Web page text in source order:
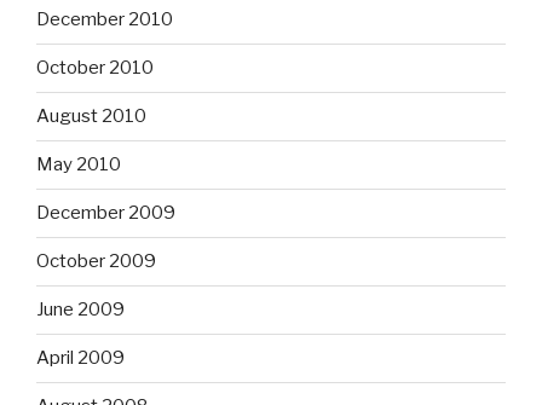
December 2010
October 2010
August 2010
May 2010
December 2009
October 2009
June 2009
April 2009